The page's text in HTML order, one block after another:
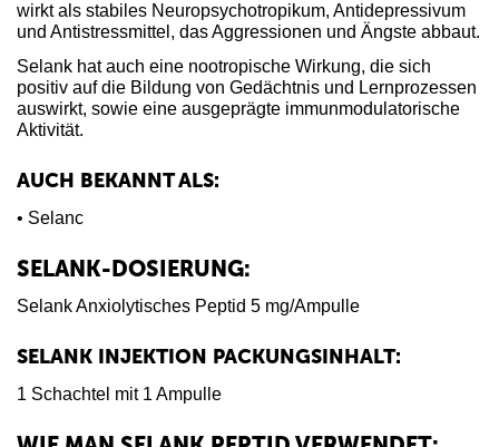
wirkt als stabiles Neuropsychotropikum, Antidepressivum
und Antistressmittel, das Aggressionen und Ängste abbaut.
Selank hat auch eine nootropische Wirkung, die sich
positiv auf die Bildung von Gedächtnis und Lernprozessen
auswirkt, sowie eine ausgeprägte immunmodulatorische
Aktivität.
AUCH BEKANNT ALS:
• Selanc
SELANK-DOSIERUNG:
Selank Anxiolytisches Peptid 5 mg/Ampulle
SELANK INJEKTION PACKUNGSINHALT:
1 Schachtel mit 1 Ampulle